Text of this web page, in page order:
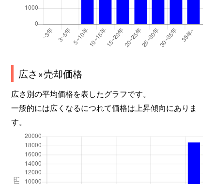
広さ×売却価格
広さ別の平均価格を表したグラフです。
一般的には広くなるにつれて価格は上昇傾向にありま
す。